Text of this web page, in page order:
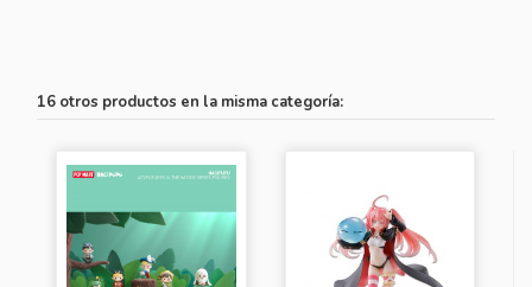
16 otros productos en la misma categoría: